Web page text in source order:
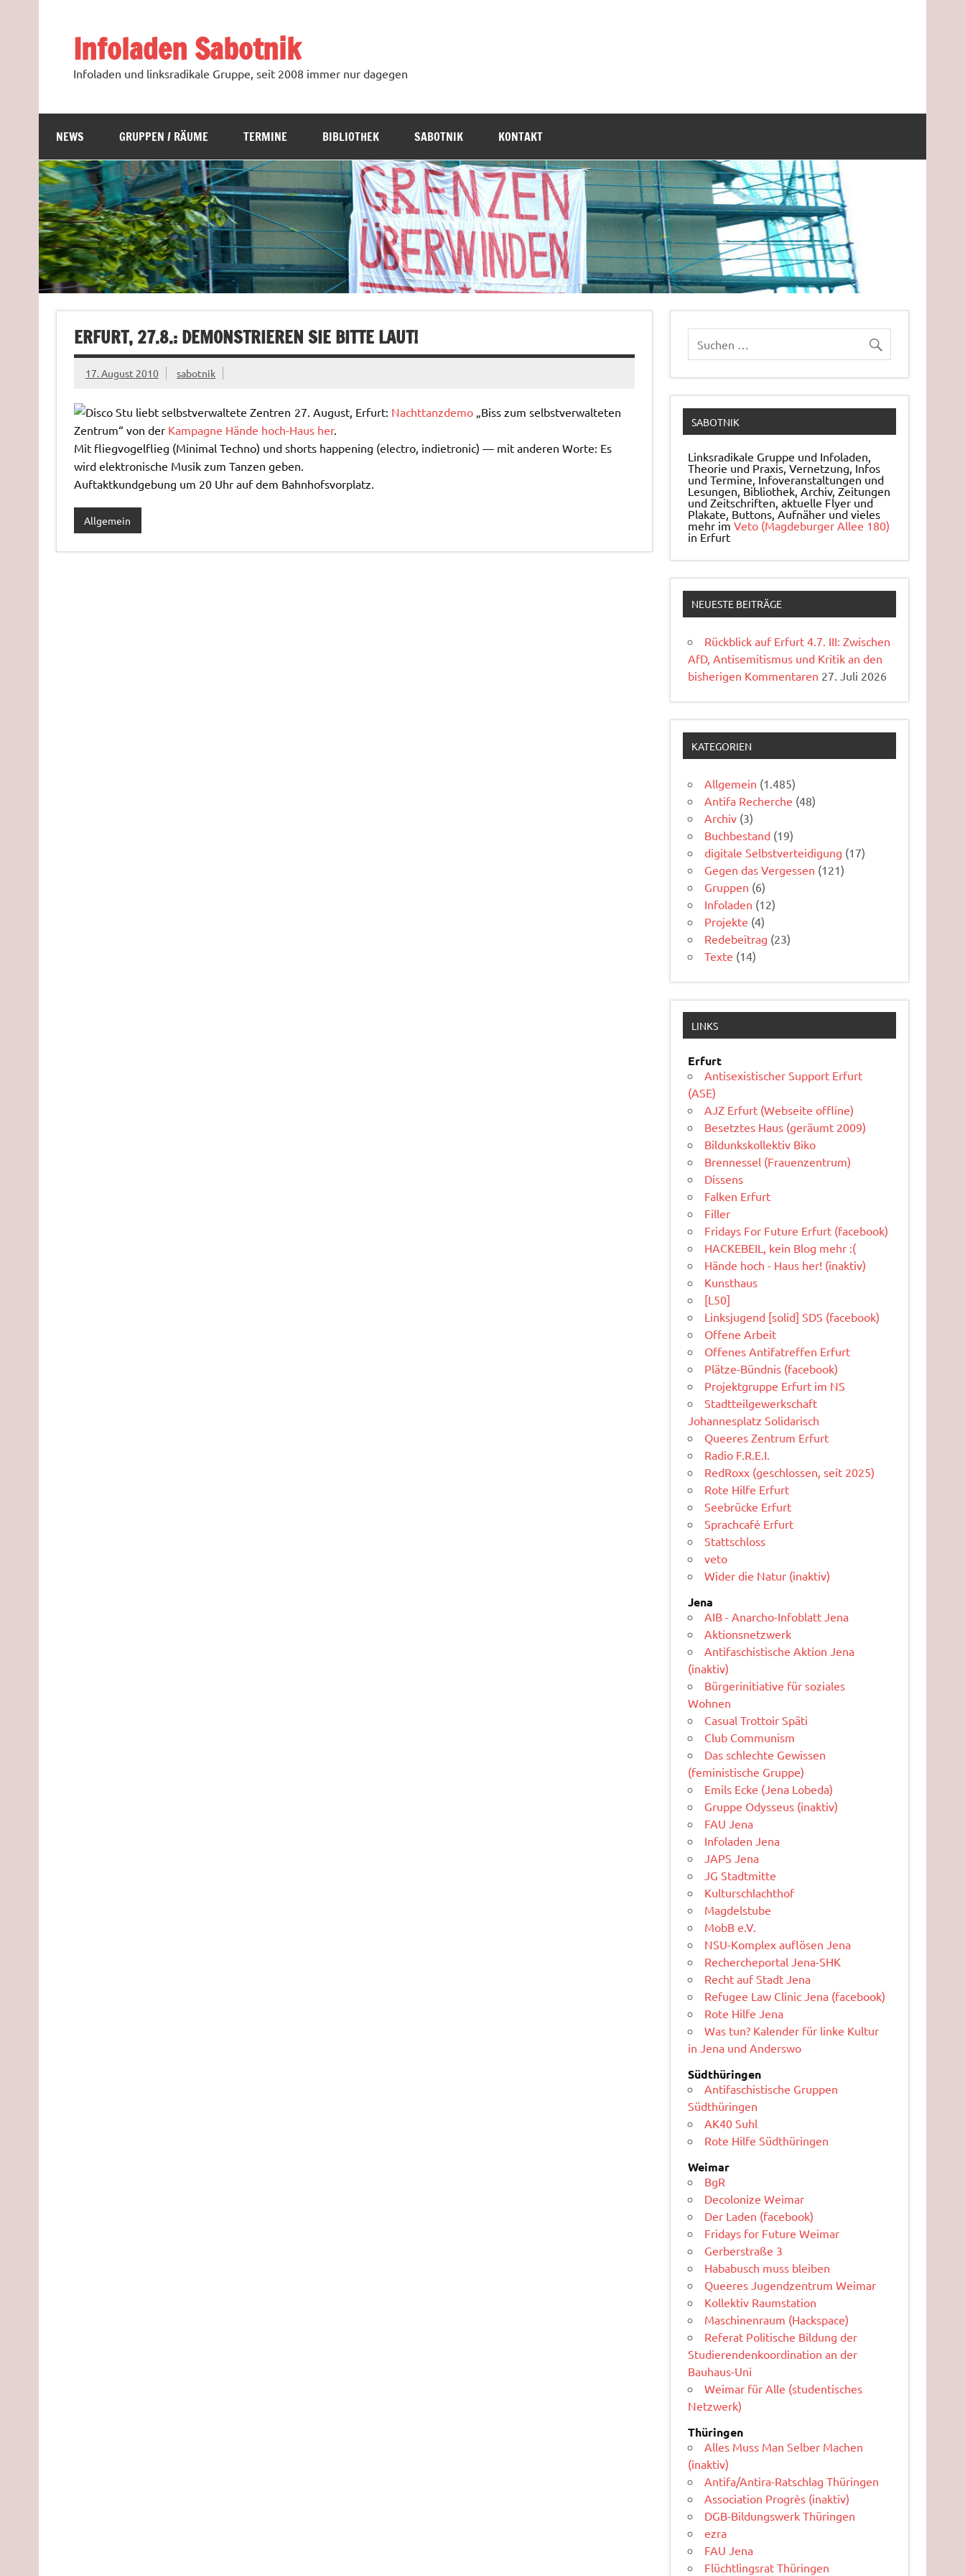
Infoladen Sabotnik
Infoladen und linksradikale Gruppe, seit 2008 immer nur dagegen
NEWS GRUPPEN / RÄUME TERMINE BIBLIOTHEK SABOTNIK KONTAKT
ERFURT, 27.8.: DEMONSTRIEREN SIE BITTE LAUT!
17. August 2010 sabotnik
27. August, Erfurt: Nachttanzdemo„Biss zum selbstverwalteten
Zentrum“ von der Kampagne Hände hoch-Haus her.
Mit fliegvogelflieg (Minimal Techno) und shorts happening (electro, indietronic) — mit anderen Worte: Es
wird elektronische Musik zum Tanzen geben.
Auftaktkundgebung um 20 Uhr auf dem Bahnhofsvorplatz.
Allgemein
SABOTNIK
Linksradikale Gruppe und Infoladen,
Theorie und Praxis, Ver­net­zung, Infos
und Ter­mi­ne, In­fo­ver­an­stal­tun­gen und
Le­sun­gen, Bi­blio­thek, Archiv, Zei­tun­gen
und Zeit­schrif­ten, ak­tu­el­le Flyer und
Pla­ka­te, But­tons, Auf­nä­her und vieles
mehr imVeto (Magdeburger Allee 180)
in Erfurt
NEUESTE BEITRÄGE
Rückblick auf Erfurt 4.7. III: Zwischen
AfD, Antisemitismus und Kritik an den
bisherigen Kommentaren 27. Juli 2026
KATEGORIEN
Allgemein (1.485)
Antifa Recherche (48)
Archiv (3)
Buchbestand (19)
digitale Selbstverteidigung (17)
Gegen das Vergessen (121)
Gruppen (6)
Infoladen (12)
Projekte (4)
Redebeitrag (23)
Texte (14)
LINKS
Erfurt
Antisexistischer Support Erfurt
(ASE)
AJZ Erfurt (Webseite offline)
Besetztes Haus (geräumt 2009)
Bildunkskollektiv Biko
Brennessel (Frauenzentrum)
Dissens
Falken Erfurt
Filler
Fridays For Future Erfurt (facebook)
HACKEBEIL, kein Blog mehr :(
Hände hoch - Haus her! (inaktiv)
Kunsthaus
[L50]
Linksjugend [solid] SDS (facebook)
Offene Arbeit
Offenes Antifatreffen Erfurt
Plätze-Bündnis (facebook)
Projektgruppe Erfurt im NS
Stadtteilgewerkschaft
Johannesplatz Solidarisch
Queeres Zentrum Erfurt
Radio F.R.E.I.
RedRoxx (geschlossen, seit 2025)
Rote Hilfe Erfurt
Seebrücke Erfurt
Sprachcafé Erfurt
Stattschloss
veto
Wider die Natur (inaktiv)
Jena
AIB - Anarcho-Infoblatt Jena
Aktionsnetzwerk
Antifaschistische Aktion Jena
(inaktiv)
Bürgerinitiative für soziales
Wohnen
Casual Trottoir Späti
Club Communism
Das schlechte Gewissen
(feministische Gruppe)
Emils Ecke (Jena Lobeda)
Gruppe Odysseus (inaktiv)
FAU Jena
Infoladen Jena
JAPS Jena
JG Stadtmitte
Kulturschlachthof
Magdelstube
MobB e.V.
NSU-Komplex auflösen Jena
Rechercheportal Jena-SHK
Recht auf Stadt Jena
Refugee Law Clinic Jena (facebook)
Rote Hilfe Jena
Was tun? Kalender für linke Kultur
in Jena und Anderswo
Südthüringen
Antifaschistische Gruppen
Südthüringen
AK40 Suhl
Rote Hilfe Südthüringen
Weimar
BgR
Decolonize Weimar
Der Laden (facebook)
Fridays for Future Weimar
Gerberstraße 3
Hababusch muss bleiben
Queeres Jugendzentrum Weimar
Kollektiv Raumstation
Maschinenraum (Hackspace)
Referat Politische Bildung der
Studierendenkoordination an der
Bauhaus-Uni
Weimar für Alle (studentisches
Netzwerk)
Thüringen
Alles Muss Man Selber Machen
(inaktiv)
Antifa/Antira-Ratschlag Thüringen
Association Progrès (inaktiv)
DGB-Bildungswerk Thüringen
ezra
FAU Jena
Flüchtlingsrat Thüringen